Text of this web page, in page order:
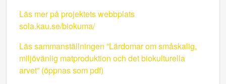
Läs mer på projektets webbplats
sola.kau.se/biokuma/
Läs sammanställningen ”Lärdomar om småskalig,
miljövänlig matproduktion och det biokulturella
arvet” (öppnas som pdf)